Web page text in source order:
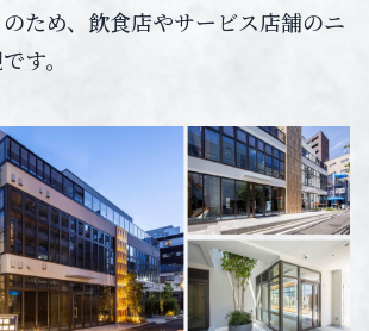
ため、飲食店やサービス店舗のニ
す。